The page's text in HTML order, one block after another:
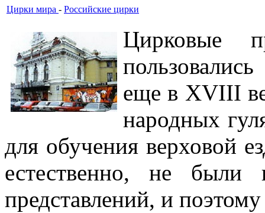
Цирки мира - Российские цирки
Цирковые
еще в XVIII
народных
для обучения верховой
естественно, не были
представлений, и